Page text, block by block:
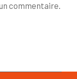
commentaire.